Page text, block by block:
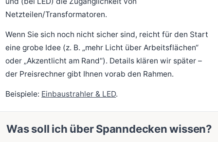
Netzteilen/Transformatoren.
Wenn Sie sich noch nicht sicher sind, reicht für den Start
eine grobe Idee (z. B. „mehr Licht über Arbeitsflächen“
oder „Akzentlicht am Rand“). Details klären wir später –
der Preisrechner gibt Ihnen vorab den Rahmen.
Beispiele: Einbaustrahler & LED.
Was soll ich über Spanndecken wissen?